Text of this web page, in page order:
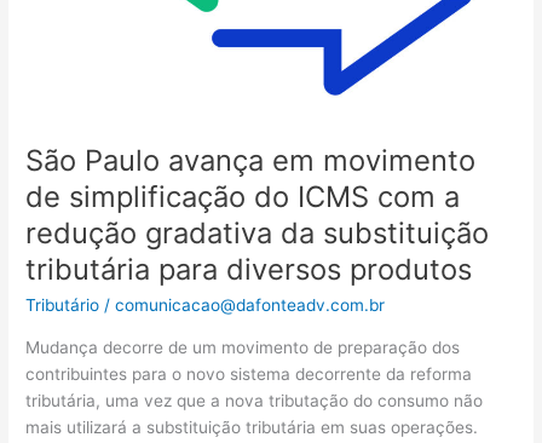
São Paulo avança em movimento
de simplificação do ICMS com a
redução gradativa da substituição
tributária para diversos produtos
Tributário /comunicacao@dafonteadv.com.br
Mudança decorre de um movimento de preparação dos
contribuintes para o novo sistema decorrente da reforma
tributária, uma vez que a nova tributação do consumo não
mais utilizará a substituição tributária em suas operações.
da
substituição
tributária
para
diversos
produtos